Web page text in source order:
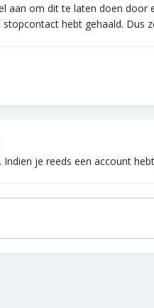
aan om dit te laten doen door
stopcontact hebt gehaald. Dus
je reeds een account